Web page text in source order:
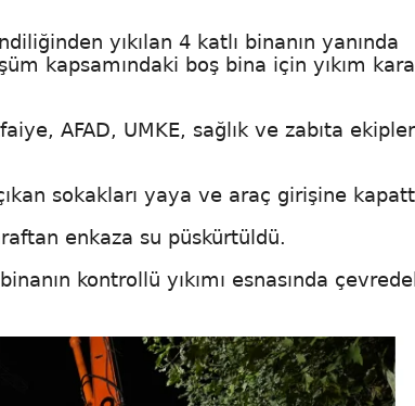
yıkılan 4 katlı binanın yanında
kapsamındaki boş bina için yıkım
AFAD, UMKE, sağlık ve zabıta
sokakları yaya ve araç girişine
enkaza su püskürtüldü.
kontrollü yıkımı esnasında